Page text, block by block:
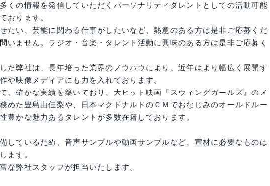
くの情報を発信していただくパーソナリティタレントとしての活動可能
おります。
たい、芸能に関わる仕事がしたいなど、熱意のある方は是非ご応募くだ
いません。ラジオ・音楽・タレント活動に興味のある方は是非ご応募く
た弊社は、長年培った業界のノウハウにより、近年はより幅広く展開す
や映像メディアにも力を入れております。
、確かな実績を築いており、大ヒット映画『スウィングガールズ』のメ
めた豊島由佳梨や、日本マクドナルドのＣＭでおなじみのオールドルー
豊かな魅力あるタレントが多数在籍しております。
しているため、音声サンプルや動画サンプルなど、宣材に必要なものは
ます。
な弊社スタッフが担当いたします。